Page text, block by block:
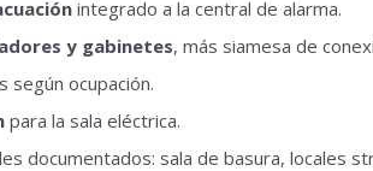
integrado a la central de alarma.
y gabinetes, más siamesa de
según ocupación.
para la sala eléctrica.
documentados: sala de basura, locales